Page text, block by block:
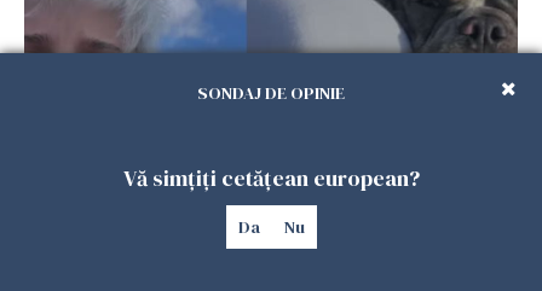
SONDAJ DE OPINIE
Vă simțiți cetățean european?
Da Nu